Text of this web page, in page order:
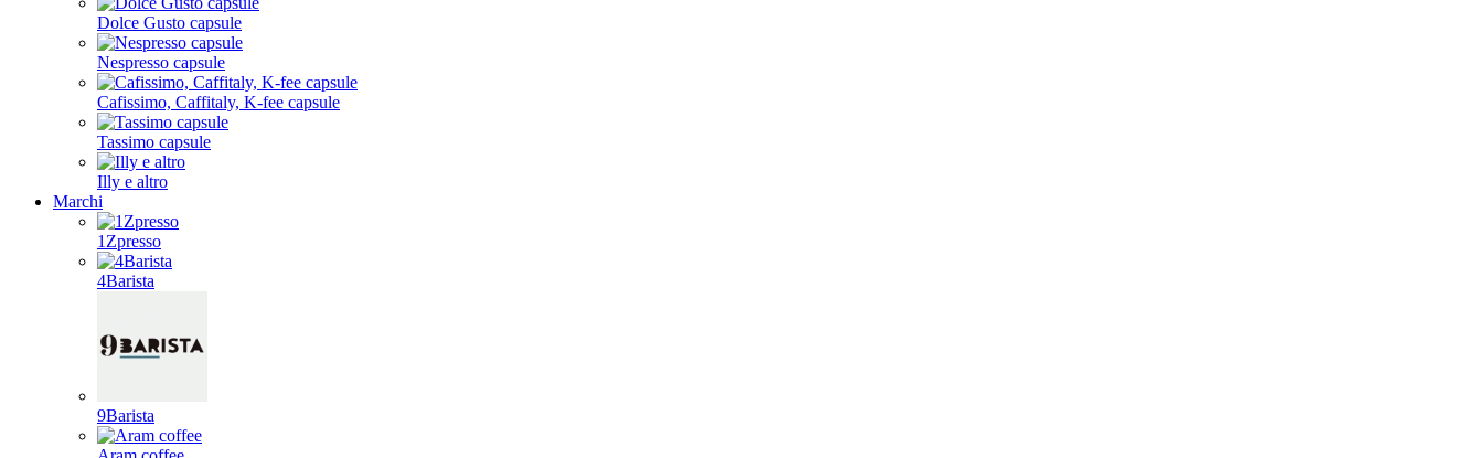
Dolce Gusto capsule
Nespresso capsule
Cafissimo, Caffitaly, K-fee capsule
Tassimo capsule
Illy e altro
Marchi
1Zpresso
4Barista
9Barista